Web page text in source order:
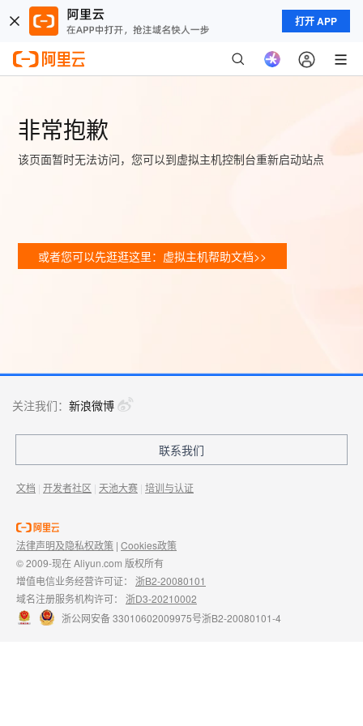
打开 APP
非常抱歉
该页面暂时无法访问，您可以到虚拟主机控制台重新启动站点
或者您可以先逛逛这里：虚拟主机帮助文档>>